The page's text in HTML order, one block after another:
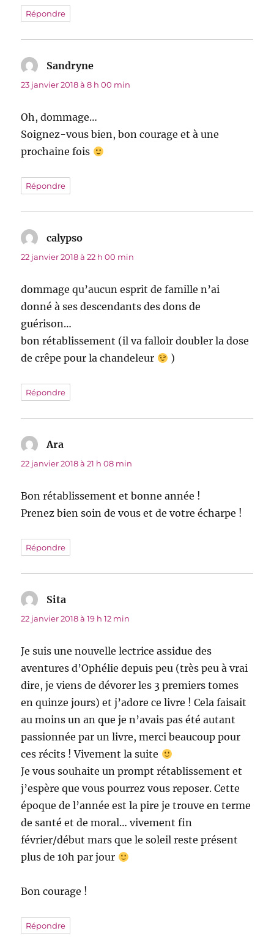
Répondre
Sandryne
23 janvier 2018 à 8 h 00 min
Oh, dommage…
Soignez-vous bien, bon courage et à une
prochaine fois
Répondre
calypso
22 janvier 2018 à 22 h 00 min
dommage qu’aucun esprit de famille n’ai
donné à ses descendants des dons de
guérison…
bon rétablissement (il va falloir doubler la dose
de crêpe pour la chandeleur
)
Répondre
Ara
22 janvier 2018 à 21 h 08 min
Bon rétablissement et bonne année !
Prenez bien soin de vous et de votre écharpe !
Répondre
Sita
22 janvier 2018 à 19 h 12 min
Je suis une nouvelle lectrice assidue des
aventures d’Ophélie depuis peu (très peu à vrai
dire, je viens de dévorer les 3 premiers tomes
en quinze jours) et j’adore ce livre ! Cela faisait
au moins un an que je n’avais pas été autant
passionnée par un livre, merci beaucoup pour
ces récits ! Vivement la suite
Je vous souhaite un prompt rétablissement et
j’espère que vous pourrez vous reposer. Cette
époque de l’année est la pire je trouve en terme
de santé et de moral… vivement fin
février/début mars que le soleil reste présent
plus de 10h par jour
Bon courage !
Répondre